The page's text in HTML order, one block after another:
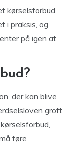
kørselsforbud
i praksis, og
på igen at
der kan blive
groft
føre